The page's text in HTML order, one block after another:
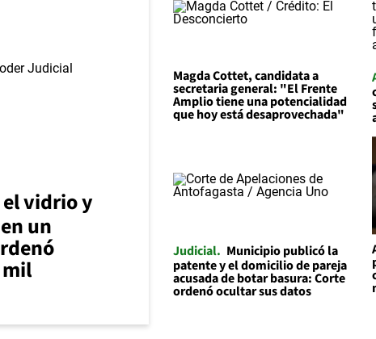
vidrio y
un
Magda Cottet, candidata a
secretaria general: "El Frente
Amplio tiene una potencialidad
que hoy está desaprovechada"
Judicial
Municipio publicó la
patente y el domicilio de pareja
acusada de botar basura: Corte
ordenó ocultar sus datos